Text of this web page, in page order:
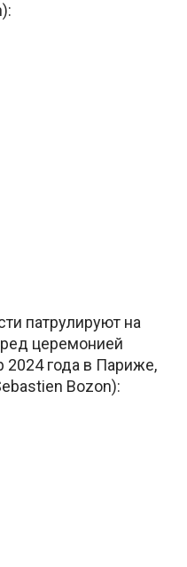
патрулируют на
церемонией
2024 года в Париже,
Bozon):